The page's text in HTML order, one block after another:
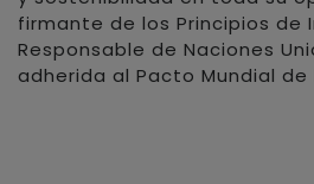
firmante de los Principios de
Responsable de Naciones
adherida al Pacto Mundial de